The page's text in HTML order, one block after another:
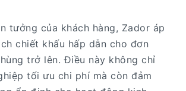
tưởng của khách hàng, Zador áp
chiết khấu hấp dẫn cho đơn
trở lên. Điều này không chỉ
tối ưu chi phí mà còn đảm